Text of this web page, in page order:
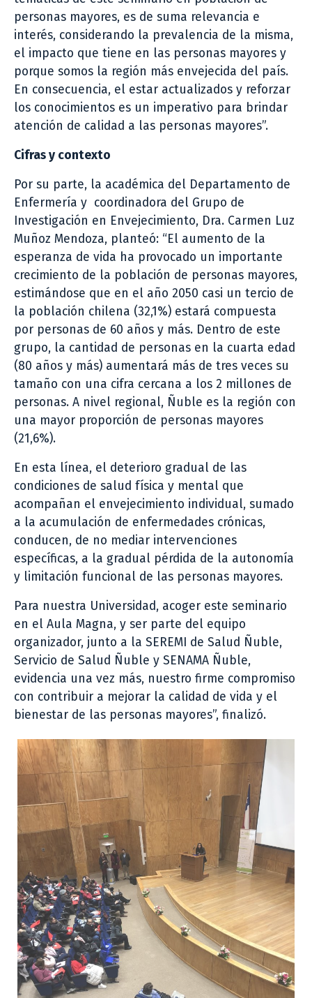
personas mayores, es de suma relevancia e
interés, considerando la prevalencia de la misma,
el impacto que tiene en las personas mayores y
porque somos la región más envejecida del país.
En consecuencia, el estar actualizados y reforzar
los conocimientos es un imperativo para brindar
atención de calidad a las personas mayores”.
Cifras y contexto
Por su parte, la académica del Departamento de
Enfermería y coordinadora del Grupo de
Investigación en Envejecimiento, Dra. Carmen Luz
Muñoz Mendoza, planteó: “El aumento de la
esperanza de vida ha provocado un importante
crecimiento de la población de personas mayores,
estimándose que en el año 2050 casi un tercio de
la población chilena (32,1%) estará compuesta
por personas de 60 años y más. Dentro de este
grupo, la cantidad de personas en la cuarta edad
(80 años y más) aumentará más de tres veces su
tamaño con una cifra cercana a los 2 millones de
personas. A nivel regional, Ñuble es la región con
una mayor proporción de personas mayores
(21,6%).
En esta línea, el deterioro gradual de las
condiciones de salud física y mental que
acompañan el envejecimiento individual, sumado
a la acumulación de enfermedades crónicas,
conducen, de no mediar intervenciones
específicas, a la gradual pérdida de la autonomía
y limitación funcional de las personas mayores.
Para nuestra Universidad, acoger este seminario
en el Aula Magna, y ser parte del equipo
organizador, junto a la SEREMI de Salud Ñuble,
Servicio de Salud Ñuble y SENAMA Ñuble,
evidencia una vez más, nuestro firme compromiso
con contribuir a mejorar la calidad de vida y el
bienestar de las personas mayores”, finalizó.